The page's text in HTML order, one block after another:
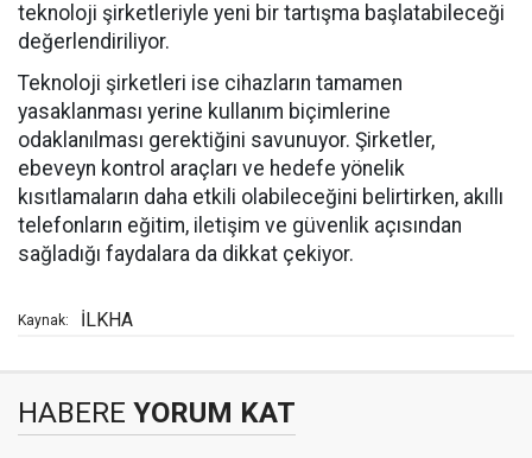
teknoloji şirketleriyle yeni bir tartışma başlatabileceği
değerlendiriliyor.
Teknoloji şirketleri ise cihazların tamamen
yasaklanması yerine kullanım biçimlerine
odaklanılması gerektiğini savunuyor. Şirketler,
ebeveyn kontrol araçları ve hedefe yönelik
kısıtlamaların daha etkili olabileceğini belirtirken, akıllı
telefonların eğitim, iletişim ve güvenlik açısından
sağladığı faydalara da dikkat çekiyor.
Kaynak: İLKHA
HABERE YORUM KAT